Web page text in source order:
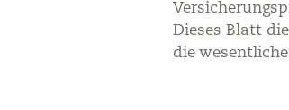
Dieses Blatt
die